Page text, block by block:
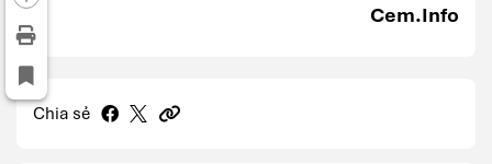
Cem.Info
Chia sẻ